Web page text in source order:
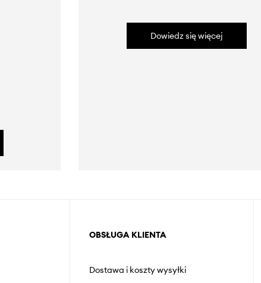
Dowiedz się więcej
OBSŁUGA KLIENTA
Dostawa i koszty wysyłki